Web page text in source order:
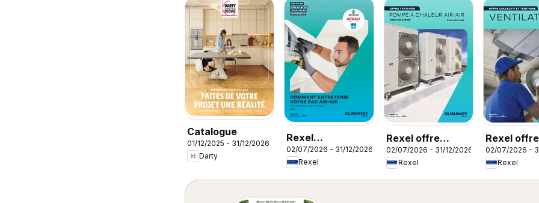
Catalogue
01/12/2025 - 31/12/2026
Darty
Rexel
Climatisation
réversible
02/07/2026 - 31/12/2026
Rexel
Rexel offre
tertiaire
02/07/2026 - 31/12/2026
Rexel
Rexel offre
ventilation
02/07/2026 -
Rexel